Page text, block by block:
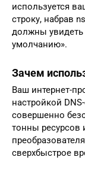
используется
строку, набрав
должны увидеть
умолчанию».
Зачем
Ваш интернет-
настройкой
совершенно
тонны ресурсов
сверхбыстрое